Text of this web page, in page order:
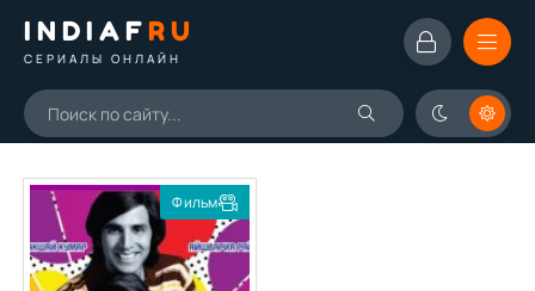
INDIAFRU
СЕРИАЛЫ ОНЛАЙН
Фильм